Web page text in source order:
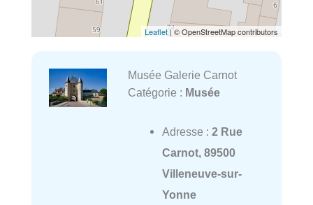
Leaflet| © OpenStreetMap contributors
Musée Galerie Carnot
Catégorie : Musée
Adresse : 2 Rue
Carnot, 89500
Villeneuve-sur-
Yonne